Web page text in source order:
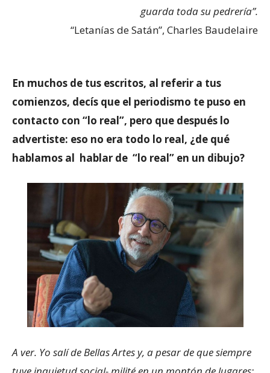
guarda toda su pedrería”.
“Letanías de Satán”, Charles Baudelaire
En muchos de tus escritos, al referir a tus
comienzos, decís que el periodismo te puso en
contacto con “lo real”, pero que después lo
advertiste: eso no era todo lo real, ¿de qué
hablamos al hablar de “lo real” en un dibujo?
A ver. Yo salí de Bellas Artes y, a pesar de que siempre